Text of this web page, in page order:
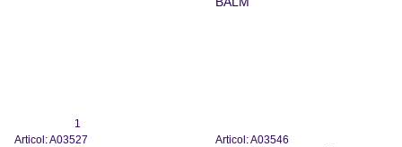
1
Articol: A03527
Articol: A03546